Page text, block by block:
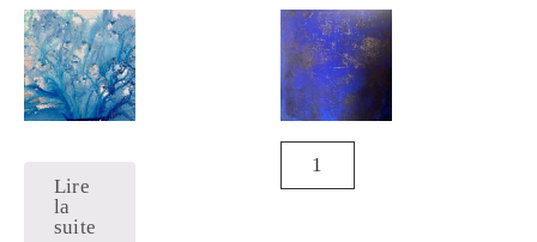
Lire
la
suite